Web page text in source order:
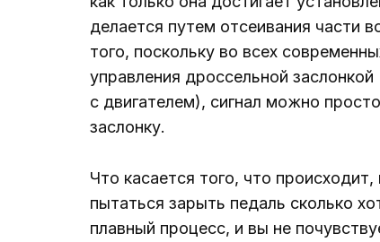
делается путем отсеивания части
того, поскольку во всех
управления дроссельной
с двигателем), сигнал можно
заслонку.
Что касается того, что
пытаться зарыть педаль сколько
плавный процесс, и вы не